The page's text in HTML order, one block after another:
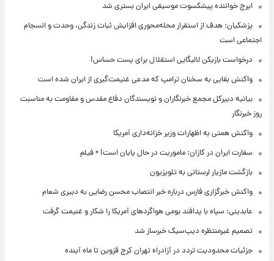
ایرج خواننده پیشکسوت موسیقی ایران بستری شد
پزشکیان: هدف از استقرار محله‌محوری افزایش ثبات زندگی، وحدت و انسجام
اجتماعی است
درخواست بازیکن لالیگایی استقلال برای پست حساس!
واکنش بقایی به سخنان ترامپ که مدعی غنیمت‌گیری از ایران شده است
بیانیه دبیرکل مجمع خبرنگاران و نویسندگان دفاع مقدس و مقاومت به مناسبت
روز خبرنگار
واکنش همتی به اظهارات وزیر خزانه‌داری آمریکا
سفارت ایران در کازان: ماموریت در حال پایان است! + فیلم
بازگشت مازیار لرستانی به تلویزیون
واکنش خبرگزاری فارس درباره خبر انتصاب محسن رضایی به دبیری شعام
عابدینی: سپاه با پدافند بومی هواگردهای آمریکا را شکار و غنیمت گرفت
تصمیم غیرمنتظره دیپ‌سیک خبرساز شد
جزئیات محدودیت تردد در آزادراه تهران کرج قزوین تا ماه آینده